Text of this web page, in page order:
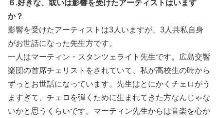
６.好きな、或いは影響を受けたアーティストはいます
か？
影響を受けたアーティストは3人いますが、3人共私自身
がお世話になった先生方です。
一人はマーティン・スタンツェライト先生です。広島交響
楽団の首席チェリストをされていて、私が高校生の時から
ずっとお世話になっています。先生はとにかくチェロがう
ますぎて、チェロを弾くために生まれてきた方なんじゃな
いかと思うくらいです。マーティン先生からは音楽を心か